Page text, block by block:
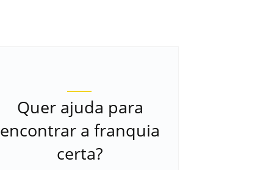
Quer ajuda para
encontrar a franquia
certa?